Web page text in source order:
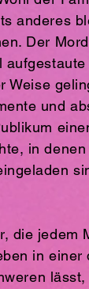
anderes
Der
und
in
die jedem
in einer